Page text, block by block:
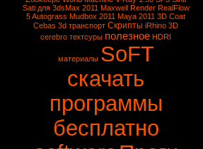
Sati для 3dsMax 2011 Maxwell Render RealFlow
5Autograss Mudbox 2011 Maya 2011 3D Coat
Cebas 3d транспорт Скрипты iRhino 3D
cerebro тектсуры полезное HDRI
материалы SoFT
скачать
программы
бесплатно